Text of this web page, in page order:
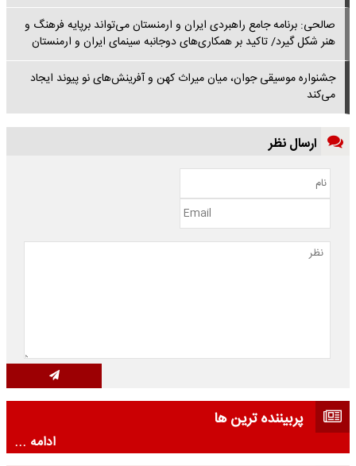
صالحی: برنامه جامع راهبردی ایران و ارمنستان می‌تواند برپایه فرهنگ و
هنر شکل گیرد/ تاکید بر همکاری‌های دوجانبه سینمای ایران و ارمنستان
جشنواره موسیقی جوان، میان میراث کهن و آفرینش‌های نو پیوند ایجاد
می‌‌کند
ارسال نظر
پربیننده ترین ها
ادامه ...